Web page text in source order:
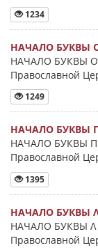
1234
НАЧАЛО БУКВЫ
НАЧАЛО БУКВЫ Ο
Православной
1249
НАЧАЛО БУКВЫ
НАЧАЛО БУКВЫ Π
Православной
1395
НАЧАЛО БУКВЫ
НАЧАЛО БУКВЫ Λ
Православной